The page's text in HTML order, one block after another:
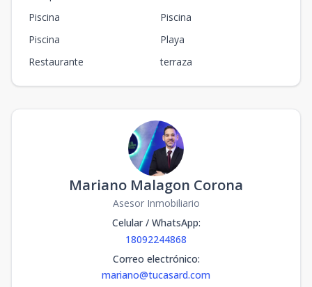
Piscina
Piscina
Piscina
Playa
Restaurante
terraza
Mariano Malagon Corona
Asesor Inmobiliario
Celular / WhatsApp:
18092244868
Correo electrónico:
mariano@tucasard.com